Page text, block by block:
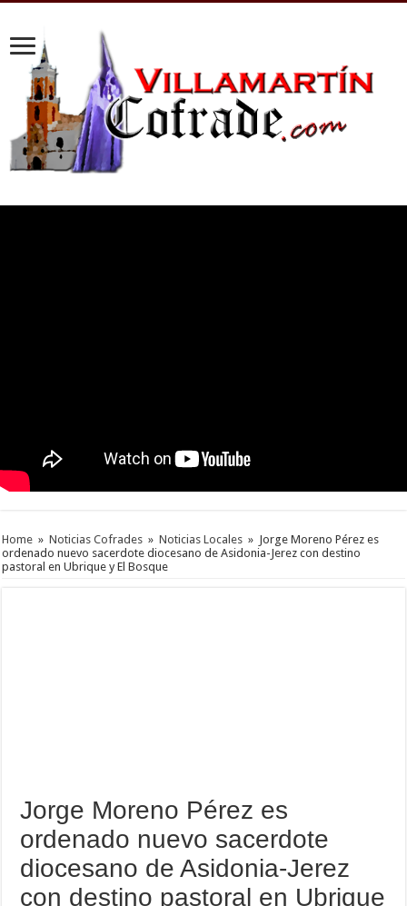
Home » Noticias Cofrades » Noticias Locales » Jorge Moreno Pérez es
ordenado nuevo sacerdote diocesano de Asidonia-Jerez con destino
pastoral en Ubrique y El Bosque
Jorge Moreno Pérez es
ordenado nuevo sacerdote
diocesano de Asidonia-Jerez
con destino pastoral en Ubrique